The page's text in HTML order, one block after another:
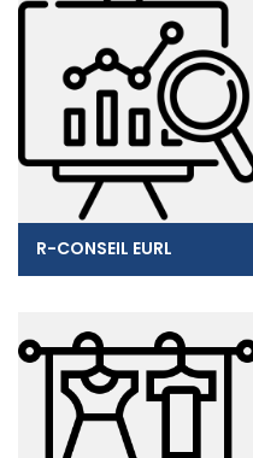
R-CONSEIL EURL